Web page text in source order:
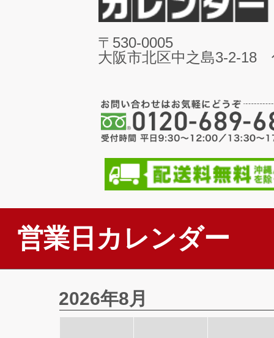
〒530-0005
大阪市北区中之島3-2-18
営業日カレンダー
2026年8月